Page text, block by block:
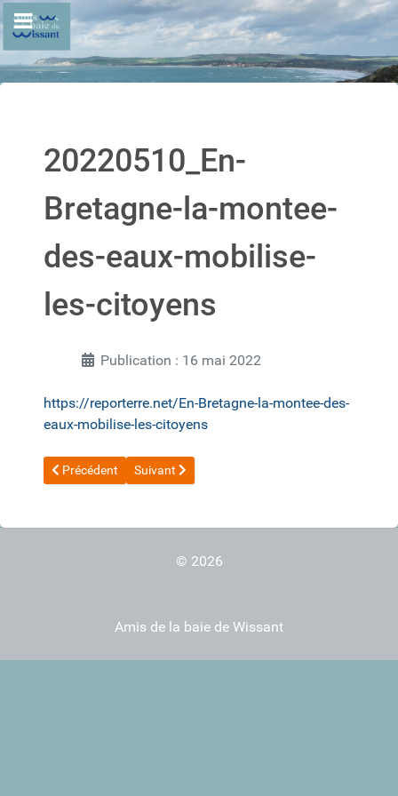
20220510_En-
Bretagne-la-montee-
des-eaux-mobilise-
les-citoyens
Publication : 16 mai 2022
https://reporterre.net/En-Bretagne-la-montee-des-
eaux-mobilise-les-citoyens
Article précédent : 20220614_Ensemble PROTEGEONS les
Précédent Article suivant : 20201213_ suivi de l'érosion,
Suivant
© 2026
Amis de la baie de Wissant